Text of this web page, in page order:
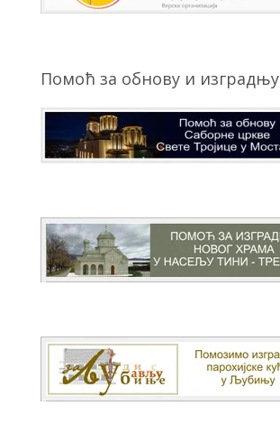
Помоћ за обнову и изградњу